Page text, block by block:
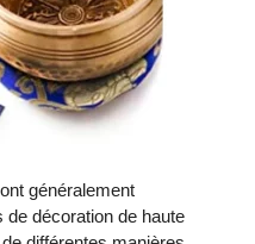
généralement
décoration de haute